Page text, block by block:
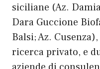
siciliane (Az.
Dara Guccione
Balsi; Az.
ricerca privato, e